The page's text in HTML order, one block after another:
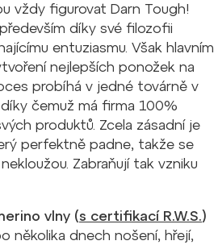
vždy figurovat Darn Tough!
díky své filozofii
entuziasmu. Však hlavním
nejlepších ponožek na
probíhá v jedné továrně v
čemuž má firma 100%
produktů. Zcela zásadní je
perfektně padne, takže se
Zabraňují tak vzniku
vlny (s certifikací R.W.S.)
několika dnech nošení, hřejí,